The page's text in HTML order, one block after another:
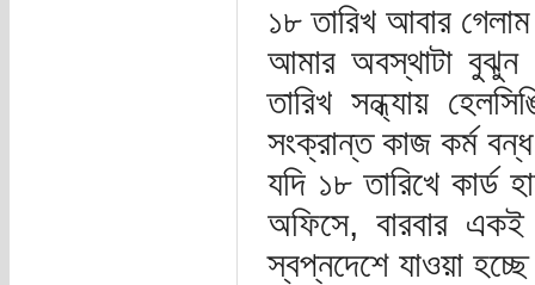
১৮ তারিখ আবার
আমার অবস্থাটা বুঝুন
তারিখ সন্ধ্যায়
সংক্রান্ত কাজ কর্ম
যদি ১৮ তারিখে কার্ড
অফিসে, বারবার
স্বপ্নদেশে যাওয়া